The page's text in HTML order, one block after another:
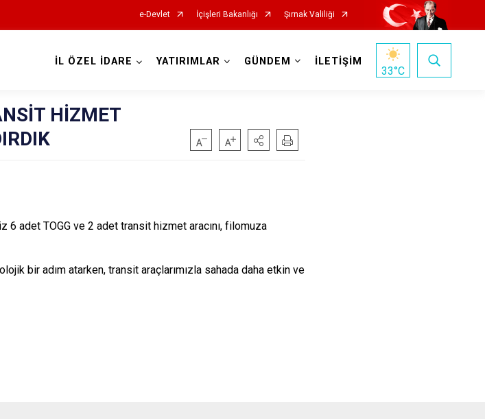
e-Devlet İçişleri Bakanlığı Şırnak Valiliği
İL ÖZEL İDARE YATIRIMLAR GÜNDEM İLETİŞİM
33°C
HİZMET
6 adet TOGG ve 2 adet transit hizmet aracını, filomuza
bir adım atarken, transit araçlarımızla sahada daha etkin ve